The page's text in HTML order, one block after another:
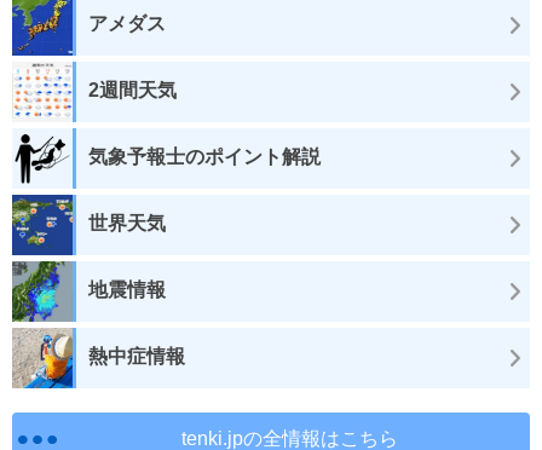
アメダス
2週間天気
気象予報士のポイント解説
世界天気
地震情報
熱中症情報
tenki.jpの全情報はこちら